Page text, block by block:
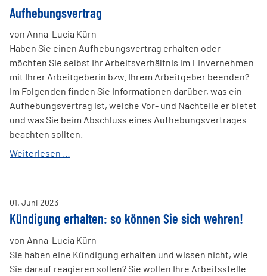
Die
Entscheidungsgründe
Aufhebungsvertrag
von Anna-Lucia Kürn
Haben Sie einen Aufhebungsvertrag erhalten oder
möchten Sie selbst Ihr Arbeitsverhältnis im Einvernehmen
mit Ihrer Arbeitgeberin bzw. Ihrem Arbeitgeber beenden?
Im Folgenden finden Sie Informationen darüber, was ein
Aufhebungsvertrag ist, welche Vor- und Nachteile er bietet
und was Sie beim Abschluss eines Aufhebungsvertrages
beachten sollten.
Weiterlesen …
01. Juni 2023
Kündigung erhalten: so können Sie sich wehren!
von Anna-Lucia Kürn
Sie haben eine Kündigung erhalten und wissen nicht, wie
Sie darauf reagieren sollen? Sie wollen Ihre Arbeitsstelle